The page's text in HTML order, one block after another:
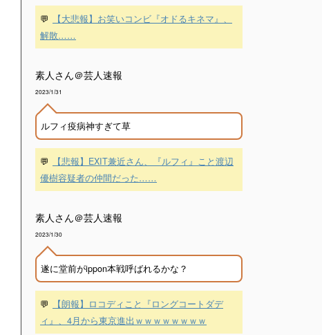
💬
【大悲報】お笑いコンビ『オドるキネマ』、
解散……
素人さん＠芸人速報
2023/1/31
ルフィ疫病神すぎて草
💬
【悲報】EXIT兼近さん、『ルフィ』こと渡辺
優樹容疑者の仲間だった……
素人さん＠芸人速報
2023/1/30
遂に堂前がippon本戦呼ばれるかな？
💬
【朗報】ロコディこと『ロングコートダデ
ィ』、4月から東京進出ｗｗｗｗｗｗｗｗ